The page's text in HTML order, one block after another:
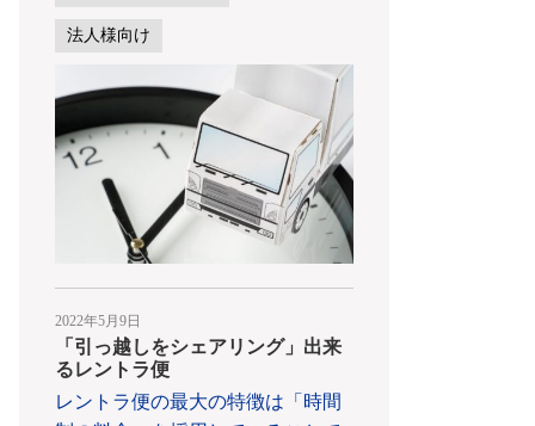
法人様向け
2022年5月9日
「引っ越しをシェアリング」出来
るレントラ便
レントラ便の最大の特徴は「時間